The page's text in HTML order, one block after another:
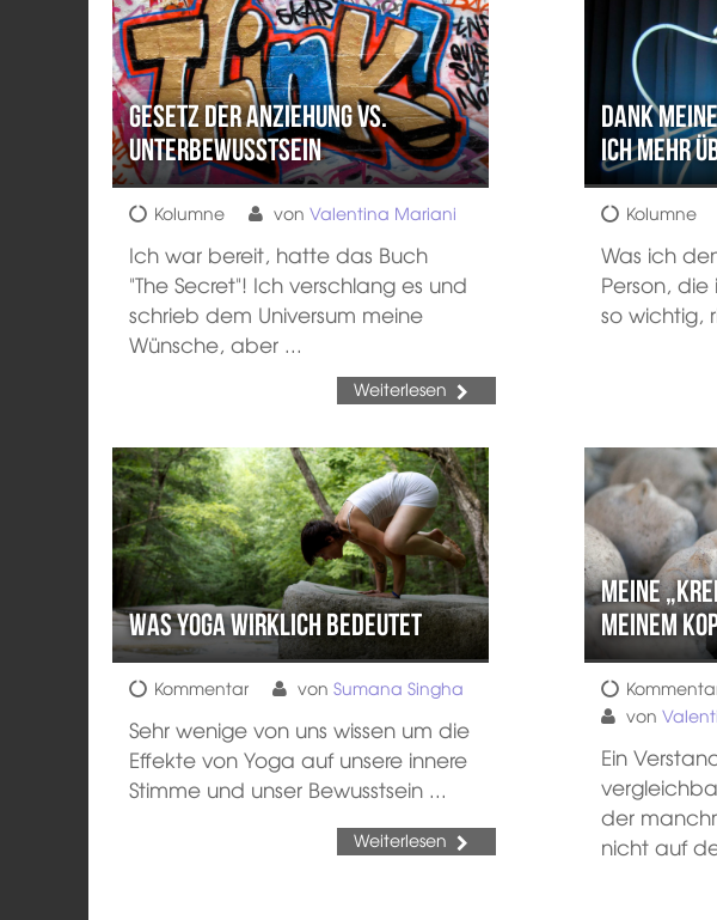
Gesetz der Anziehung vs.
Unterbewusstsein
Kolumne vonValentina Mariani
Ich war bereit, hatte das Buch
"The Secret"! Ich verschlang es und
schrieb dem Universum meine
Wünsche, aber ...
Weiterlesen
Dank
ich mehr
Kolumne
Was ich
Person,
so wichtig,
Was Yoga wirklich bedeutet
Kommentar vonSumana Singha
Sehr wenige von uns wissen um die
Effekte von Yoga auf unsere innere
Stimme und unser Bewusstsein ...
Weiterlesen
Meine
meinem
von
Ein
der
nicht auf